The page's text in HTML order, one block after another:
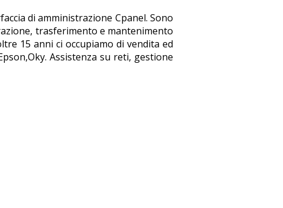
di amministrazione Cpanel. Sono
trasferimento e mantenimento
15 anni ci occupiamo di vendita ed
Assistenza su reti, gestione